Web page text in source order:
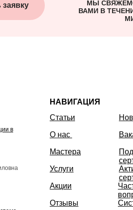
МЫ
ВАМИ В
в
О нас
Статьи
Мастера
Услуги
Акции
Отзывы
НАВИГАЦИЯ